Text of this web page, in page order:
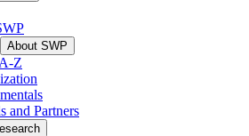
About SWP
Z
and Partners